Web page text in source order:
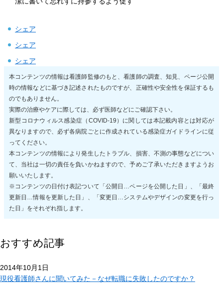
シェア
シェア
シェア
本コンテンツの情報は看護師監修のもと、看護師の調査、知見、ページ公開
時の情報などに基づき記述されたものですが、正確性や安全性を保証するも
のでもありません。
実際の治療やケアに際しては、必ず医師などにご確認下さい。
新型コロナウィルス感染症（COVID-19）に関しては本記載内容とは対応が
異なりますので、必ず各病院ごとに作成されている感染症ガイドラインに従
ってください。
本コンテンツの情報により発生したトラブル、損害、不測の事態などについ
て、当社は一切の責任を負いかねますので、予めご了承いただきますようお
願いいたします。
※コンテンツの日付け表記ついて「公開日…ページを公開した日」、「最終
更新日…情報を更新した日」、「変更日…システムやデザインの変更を行っ
た日」をそれぞれ指します。
おすすめ記事
2014年10月1日
現役看護師さんに聞いてみた－なぜ転職に失敗したのですか？